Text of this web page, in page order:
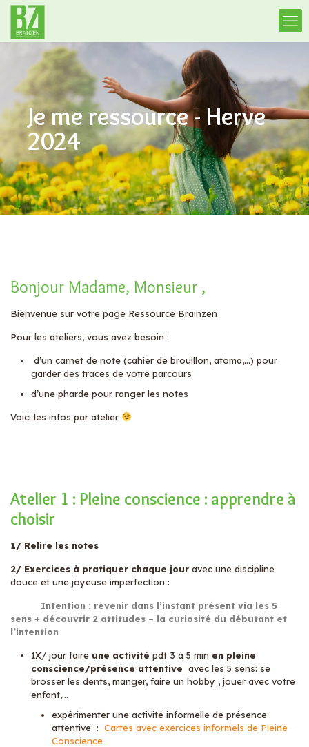
Je me ressource - Herve
2024
Bonjour Madame, Monsieur ,
Bienvenue sur votre page Ressource Brainzen
Pour les ateliers, vous avez besoin :
d’un carnet de note (cahier de brouillon, atoma,…) pour
garder des traces de votre parcours
d’une pharde pour ranger les notes
Voici les infos par atelier
Atelier 1 : Pleine conscience : apprendre à
choisir
1/ Relire les notes
2/ Exercices à pratiquer chaque jour avec une discipline
douce et une joyeuse imperfection :
Intention : revenir dans l’instant présent via les 5
sens + découvrir 2 attitudes – la curiosité du débutant et
l’intention
1X/ jour faire une activité pdt 3 à 5 min en pleine
conscience/présence attentive avec les 5 sens: se
brosser les dents, manger, faire un hobby , jouer avec votre
enfant,…
expérimenter une activité informelle de présence
attentive : Cartes avec exercices informels de Pleine
Conscience